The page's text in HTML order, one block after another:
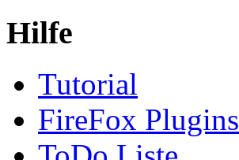
Hilfe
Tutorial
FireFox Plugins